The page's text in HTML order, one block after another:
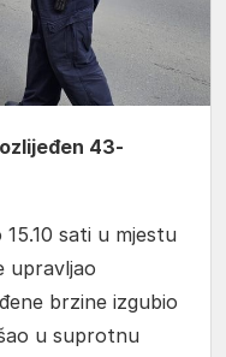
43-
sati u mjestu
upravljao
brzine izgubio
u suprotnu